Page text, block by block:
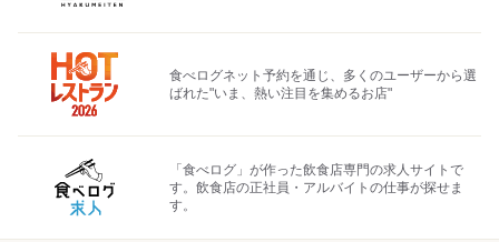
食べログネット予約を通じ、多くのユーザーから選
ばれた"いま、熱い注目を集めるお店"
「食べログ」が作った飲食店専門の求人サイトで
す。飲食店の正社員・アルバイトの仕事が探せま
す。